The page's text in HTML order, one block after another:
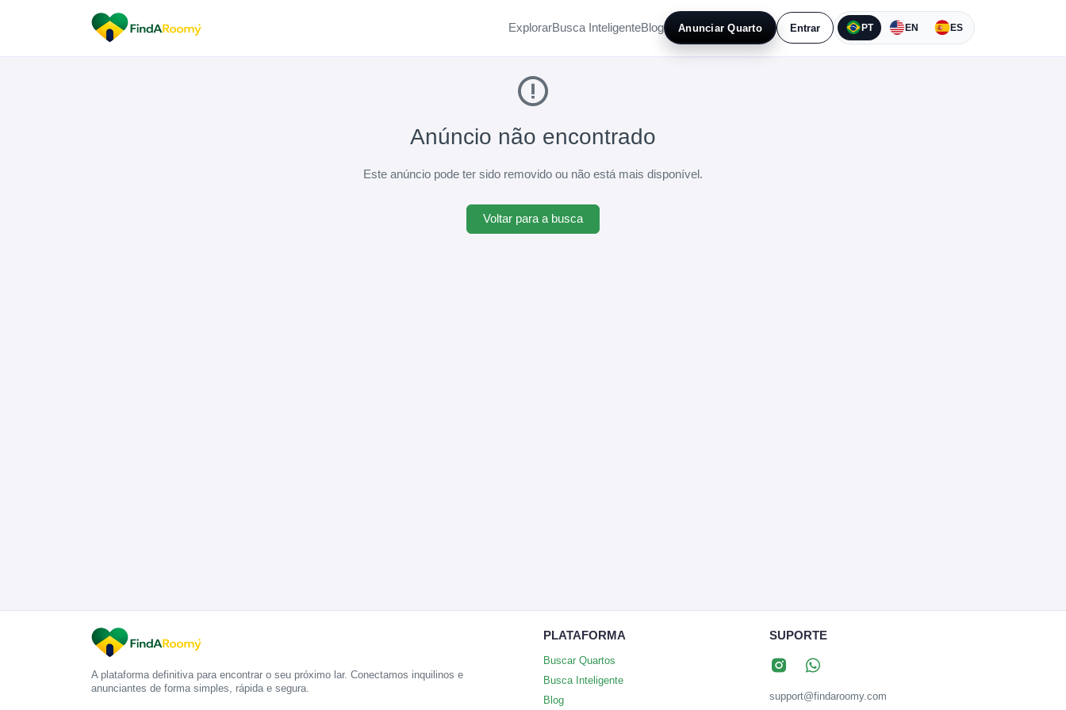
ExplorarBusca InteligenteBlog Anunciar Quarto Entrar PT EN ES
Anúncio não encontrado
Este anúncio pode ter sido removido ou não está mais disponível.
Voltar para a busca
A plataforma definitiva para encontrar o seu próximo lar. Conectamos inquilinos e
anunciantes de forma simples, rápida e segura.
PLATAFORMA
Buscar Quartos
Busca Inteligente
Blog
SUPORTE
support@findaroomy.com